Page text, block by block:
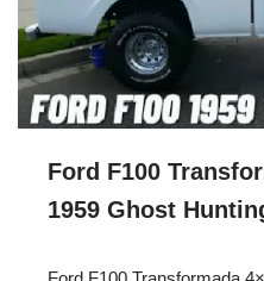
Ford F100
1959 Ghost